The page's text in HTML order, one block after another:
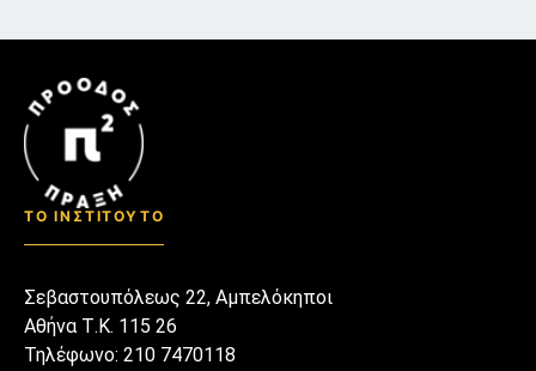
ΤΟ ΙΝΣΤΙΤΟΥΤΟ
Σεβαστουπόλεως 22, Αμπελόκηποι
Αθήνα Τ.Κ. 115 26
Τηλέφωνο: 210 7470118